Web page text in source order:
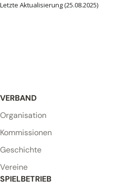
Letzte Aktualisierung (25.08.2025)
VERBAND
Organisation
Kommissionen
Geschichte
Vereine
SPIELBETRIEB